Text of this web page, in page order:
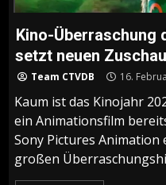
Kino-Überraschung
setzt neuen
Team CTVDB 16.
Kaum ist das Kinojahr
ein Animationsfilm
Sony Pictures
großen